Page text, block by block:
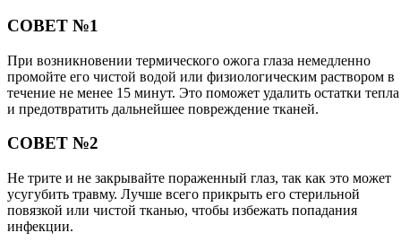
СОВЕТ №1
При возникновении термического ожога глаза немедленно
промойте его чистой водой или физиологическим раствором в
течение не менее 15 минут. Это поможет удалить остатки тепла
и предотвратить дальнейшее повреждение тканей.
СОВЕТ №2
Не трите и не закрывайте пораженный глаз, так как это может
усугубить травму. Лучше всего прикрыть его стерильной
повязкой или чистой тканью, чтобы избежать попадания
инфекции.